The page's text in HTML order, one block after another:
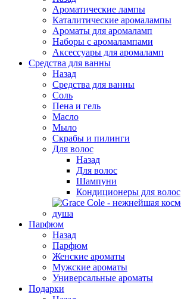
Ароматические лампы
Каталитические аромалампы
Ароматы для аромаламп
Наборы с аромалампами
Аксессуары для аромаламп
Средства для ванны
Назад
Средства для ванны
Соль
Пена и гель
Масло
Мыло
Скрабы и пилинги
Для волос
Назад
Для волос
Шампуни
Кондиционеры для волос
Парфюм
Назад
Парфюм
Женские ароматы
Мужские ароматы
Универсальные ароматы
Подарки